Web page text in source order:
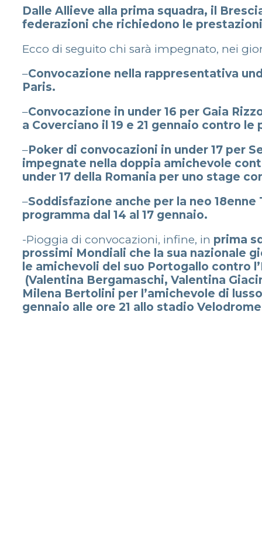
Dalle Allieve alla prima squadra, il
federazioni che richiedono le
Ecco di seguito chi sarà impegnato, nei
–Convocazione nella rappresentativa
Paris.
–Convocazione in under 16 per Gaia
a Coverciano il 19 e 21 gennaio contro le
–Poker di convocazioni in under 17 per
impegnate nella doppia amichevole
under 17 della Romania per uno stage
–Soddisfazione anche per la neo
programma dal 14 al 17 gennaio.
-Pioggia di convocazioni, infine, in prima
prossimi Mondiali che la sua nazionale
le amichevoli del suo Portogallo contro
(Valentina Bergamaschi, Valentina
Milena Bertolini per l’amichevole di
gennaio alle ore 21 allo stadio